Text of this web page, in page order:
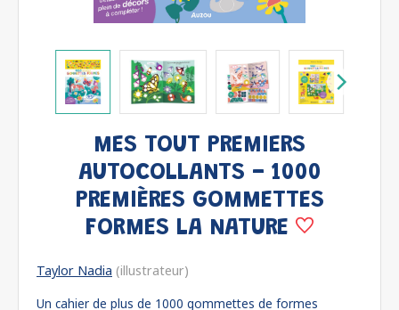
MES TOUT PREMIERS
AUTOCOLLANTS - 1000
PREMIÈRES GOMMETTES
FORMES LA NATURE
Taylor Nadia (illustrateur)
Un cahier de plus de 1000 gommettes de formes